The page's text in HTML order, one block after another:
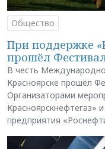
Общество
При поддержке
прошёл
В честь
Красноярске прошёл
Организаторами
предприятия